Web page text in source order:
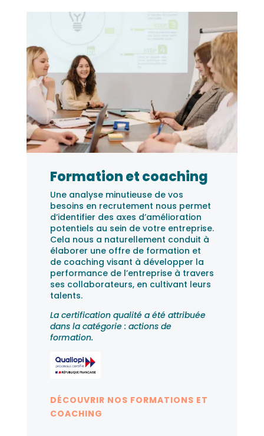
Formation et coaching
Une analyse minutieuse de vos
besoins en recrutement nous permet
d’identifier des axes d’amélioration
potentiels au sein de votre entreprise.
Cela nous a naturellement conduit à
élaborer une offre de formation et
de coaching visant à développer la
performance de l’entreprise à travers
ses collaborateurs, en cultivant leurs
talents.
La certification qualité a été attribuée
dans la catégorie : actions de
formation.
DÉCOUVRIR NOS FORMATIONS ET
COACHING